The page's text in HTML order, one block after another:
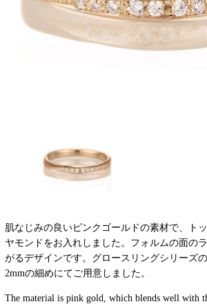
肌なじみの良いピンクゴールドの素材で、ト
ヤモンドをお入れしました。フォルムの面の
がるデザインです。グロースリングシリーズ
2mmの細めにてご用意しました。
The material is pink gold, which blends well with